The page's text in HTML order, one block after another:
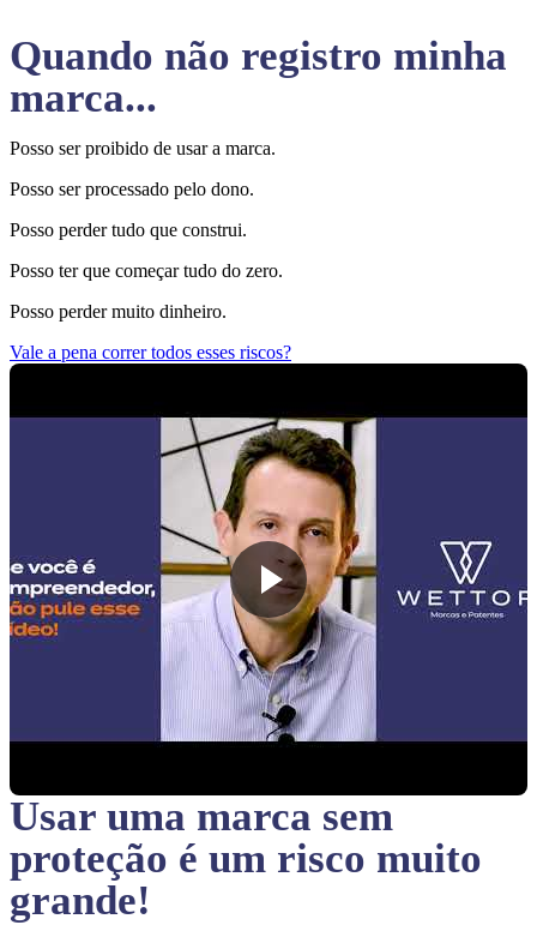
Quando não registro minha
marca...
Posso ser proibido de usar a marca.
Posso ser processado pelo dono.
Posso perder tudo que construi.
Posso ter que começar tudo do zero.
Posso perder muito dinheiro.
Vale a pena correr todos esses riscos?
Usar uma marca sem
proteção é um risco muito
grande!